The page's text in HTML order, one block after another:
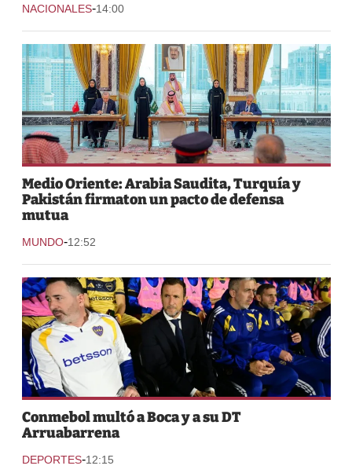
NACIONALES-14:00
Medio Oriente: Arabia Saudita, Turquía y
Pakistán firmaton un pacto de defensa
mutua
MUNDO-12:52
Conmebol multó a Boca y a su DT
Arruabarrena
DEPORTES-12:15